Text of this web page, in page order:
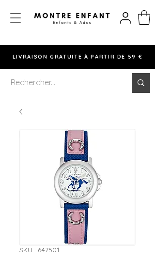
LIVRAISON GRATUITE À PARTIR DE 59 €
SKU : 647501